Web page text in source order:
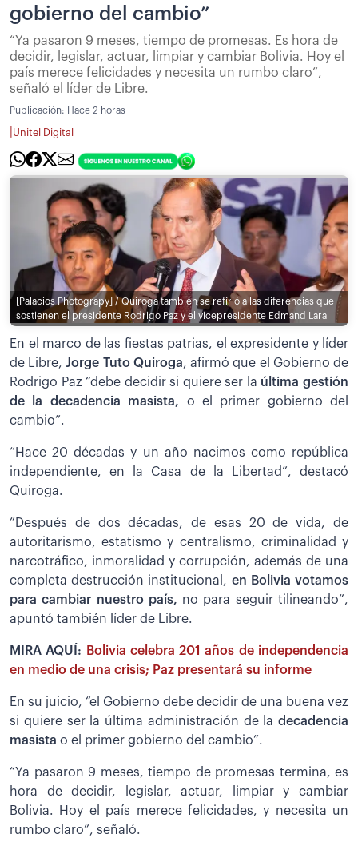
gobierno del cambio”
“Ya pasaron 9 meses, tiempo de promesas. Es hora de
decidir, legislar, actuar, limpiar y cambiar Bolivia. Hoy el
país merece felicidades y necesita un rumbo claro”,
señaló el líder de Libre.
Publicación: Hace 2 horas
Unitel Digital
[Palacios Photograpy] / Quiroga también se refirió a las diferencias que
sostienen el presidente Rodrigo Paz y el vicepresidente Edmand Lara
En el marco de las fiestas patrias, el expresidente y líder
de Libre,Jorge Tuto Quiroga, afirmó que el Gobierno de
Rodrigo Paz “debe decidir si quiere ser la última gestión
de la decadencia masista, o el primer gobierno del
cambio”.
“Hace 20 décadas y un año nacimos como república
independiente, en la Casa de la Libertad”, destacó
Quiroga.
”Después de dos décadas, de esas 20 de vida, de
autoritarismo, estatismo y centralismo, criminalidad y
narcotráfico, inmoralidad y corrupción, además de una
completa destrucción institucional, en Bolivia votamos
para cambiar nuestro país, no para seguir tilineando”,
apuntó también líder de Libre.
MIRA AQUÍ:
Bolivia celebra 201 años de independencia
en medio de una crisis; Paz presentará su informe
En su juicio, “el Gobierno debe decidir de una buena vez
si quiere ser la última administración de la decadencia
masista o el primer gobierno del cambio”.
“Ya pasaron 9 meses, tiempo de promesas termina, es
hora de decidir, legislar, actuar, limpiar y cambiar
Bolivia. Hoy el país merece felicidades, y necesita un
rumbo claro”, señaló.